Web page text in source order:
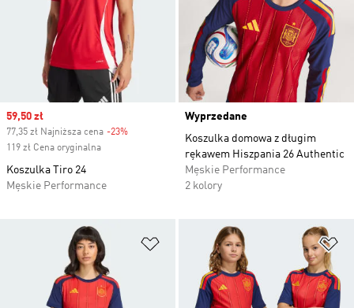
Sale price
59,50 zł
77,35 zł Najniższa cena -23%
119 zł Cena oryginalna
Koszulka Tiro 24
Męskie Performance
Wyprzedane
Koszulka domowa z długim
rękawem Hiszpania 26 Authentic
Męskie Performance
2 kolory
Dodaj do listy życzeń